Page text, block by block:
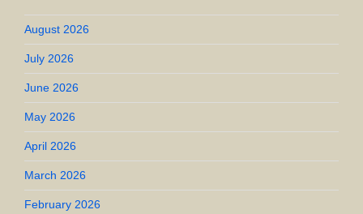
August 2026
July 2026
June 2026
May 2026
April 2026
March 2026
February 2026